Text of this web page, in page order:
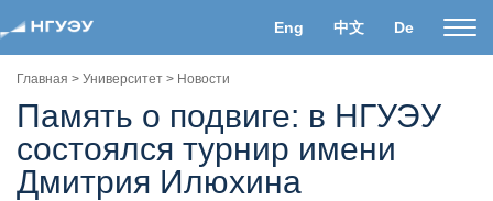
Eng 中文 De
Главная > Университет > Новости
Память о подвиге: в НГУЭУ
состоялся турнир имени
Дмитрия Илюхина